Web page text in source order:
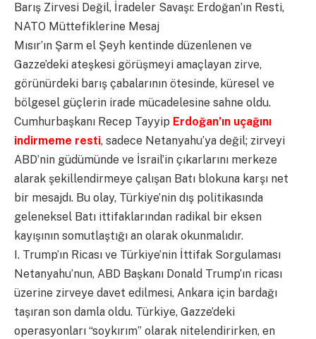
Barış Zirvesi Değil, İradeler Savaşı: Erdoğan’ın Resti,
NATO Müttefiklerine Mesaj
​Mısır’ın Şarm el Şeyh kentinde düzenlenen ve
Gazze’deki ateşkesi görüşmeyi amaçlayan zirve,
görünürdeki barış çabalarının ötesinde, küresel ve
bölgesel güçlerin irade mücadelesine sahne oldu.
Cumhurbaşkanı Recep Tayyip Erdoğan’ın uçağını
indirmeme resti, sadece Netanyahu’ya değil; zirveyi
ABD’nin güdümünde ve İsrail’in çıkarlarını merkeze
alarak şekillendirmeye çalışan Batı blokuna karşı net
bir mesajdı. Bu olay, Türkiye’nin dış politikasında
geleneksel Batı ittifaklarından radikal bir eksen
kayışının somutlaştığı an olarak okunmalıdır.
​I. Trump’ın Ricası ve Türkiye’nin İttifak Sorgulaması
​Netanyahu’nun, ABD Başkanı Donald Trump’ın ricası
üzerine zirveye davet edilmesi, Ankara için bardağı
taşıran son damla oldu. Türkiye, Gazze’deki
operasyonları “soykırım” olarak nitelendirirken, en